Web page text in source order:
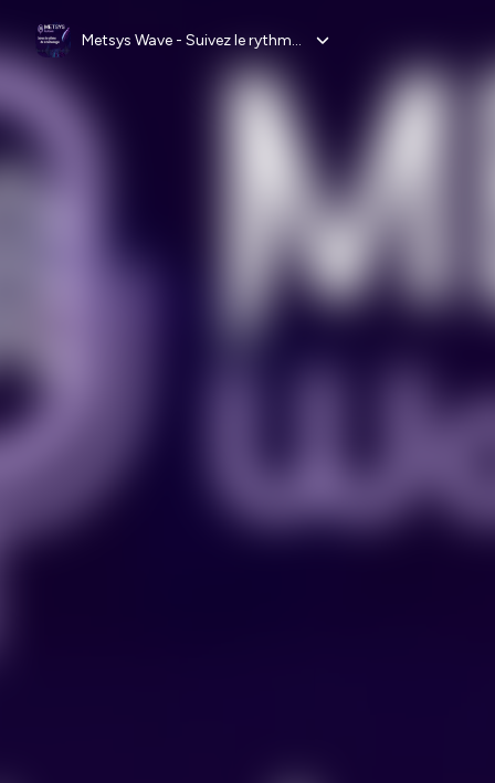
Metsys Wave - Suivez le rythme de la technologie